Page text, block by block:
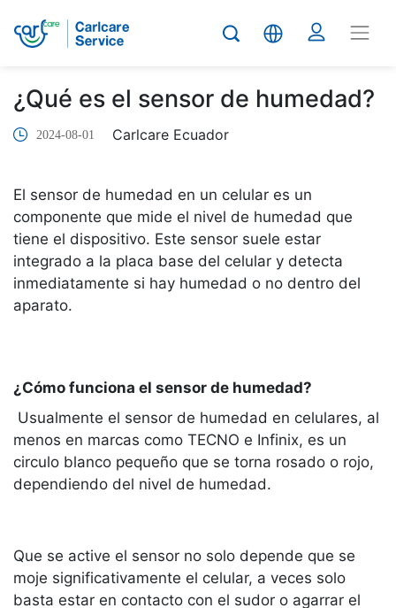
¿Qué es el sensor de humedad?
2024-08-01 Carlcare Ecuador
El sensor de humedad en un celular es un
componente que mide el nivel de humedad que
tiene el dispositivo. Este sensor suele estar
integrado a la placa base del celular y detecta
inmediatamente si hay humedad o no dentro del
aparato.
¿Cómo funciona el sensor de humedad?
Usualmente el sensor de humedad en celulares, al
menos en marcas como TECNO e Infinix, es un
circulo blanco pequeño que se torna rosado o rojo,
dependiendo del nivel de humedad.
Que se active el sensor no solo depende que se
moje significativamente el celular, a veces solo
basta estar en contacto con el sudor o agarrar el